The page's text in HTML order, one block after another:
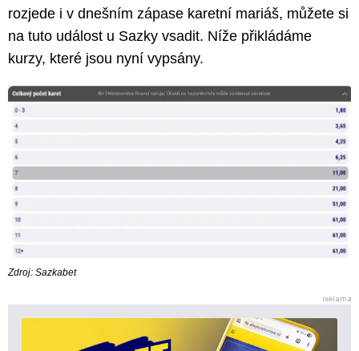
rozjede i v dnešním zápase karetní mariáš, můžete si
na tuto událost u Sazky vsadit. Níže přikládáme
kurzy, které jsou nyní vypsány.
Zdroj: Sazkabet